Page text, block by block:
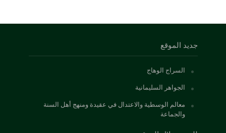
جديد الموقع
السراج الوهاج
الجواهر السليمانية
معالم الوسطية والاعتدال في عقيدة ومنهج أهل السنة
والجماعة